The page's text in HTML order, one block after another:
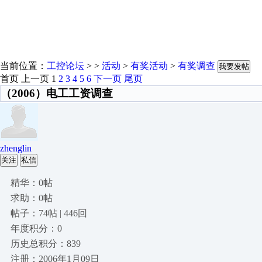
当前位置： 工控论坛 > > 活动 > 有奖活动 > 有奖调查 我要发帖
首页 上一页 1 2 3 4 5 6 下一页 尾页
（2006）电工工资调查
zhenglin
关注 私信
精华：0帖
求助：0帖
帖子：74帖 | 446回
年度积分：0
历史总积分：839
注册：2006年1月09日